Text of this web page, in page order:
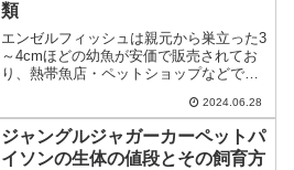
類
エンゼルフィッシュは親元から巣立った3
～4cmほどの幼魚が安価で販売されてお
り、熱帯魚店・ペットショップなどで可
います。最終的に手の平大にまで成長す
るエンゼルフィッシュの小型水槽飼育・
小さいままで成長を止...
2024.06.28
ジャングルジャガーカーペットパ
イソンの生体の値段とその飼育方